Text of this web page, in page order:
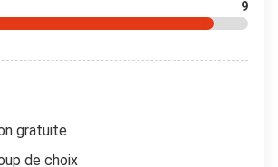
9
gratuite
de choix